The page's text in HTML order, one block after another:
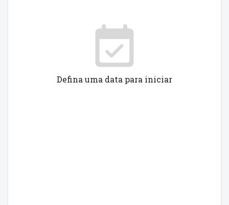
Defina uma data para iniciar